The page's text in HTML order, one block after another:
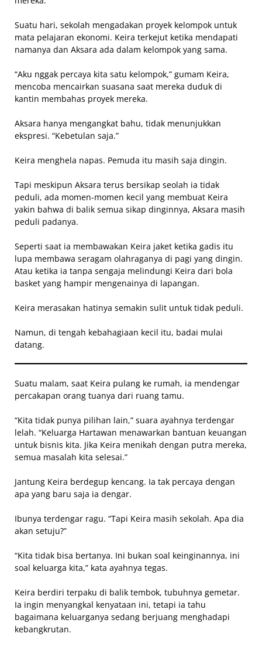
Suatu hari, sekolah mengadakan proyek kelompok untuk
mata pelajaran ekonomi. Keira terkejut ketika mendapati
namanya dan Aksara ada dalam kelompok yang sama.
“Aku nggak percaya kita satu kelompok,” gumam Keira,
mencoba mencairkan suasana saat mereka duduk di
kantin membahas proyek mereka.
Aksara hanya mengangkat bahu, tidak menunjukkan
ekspresi. “Kebetulan saja.”
Keira menghela napas. Pemuda itu masih saja dingin.
Tapi meskipun Aksara terus bersikap seolah ia tidak
peduli, ada momen-momen kecil yang membuat Keira
yakin bahwa di balik semua sikap dinginnya, Aksara masih
peduli padanya.
Seperti saat ia membawakan Keira jaket ketika gadis itu
lupa membawa seragam olahraganya di pagi yang dingin.
Atau ketika ia tanpa sengaja melindungi Keira dari bola
basket yang hampir mengenainya di lapangan.
Keira merasakan hatinya semakin sulit untuk tidak peduli.
Namun, di tengah kebahagiaan kecil itu, badai mulai
datang.
Suatu malam, saat Keira pulang ke rumah, ia mendengar
percakapan orang tuanya dari ruang tamu.
“Kita tidak punya pilihan lain,” suara ayahnya terdengar
lelah. “Keluarga Hartawan menawarkan bantuan keuangan
untuk bisnis kita. Jika Keira menikah dengan putra mereka,
semua masalah kita selesai.”
Jantung Keira berdegup kencang. Ia tak percaya dengan
apa yang baru saja ia dengar.
Ibunya terdengar ragu. “Tapi Keira masih sekolah. Apa dia
akan setuju?”
“Kita tidak bisa bertanya. Ini bukan soal keinginannya, ini
soal keluarga kita,” kata ayahnya tegas.
Keira berdiri terpaku di balik tembok, tubuhnya gemetar.
Ia ingin menyangkal kenyataan ini, tetapi ia tahu
bagaimana keluarganya sedang berjuang menghadapi
kebangkrutan.